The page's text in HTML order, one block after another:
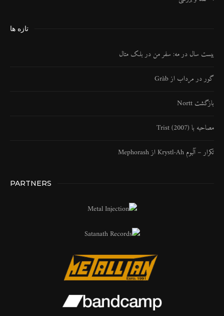
تازه ها
بیست سال در مه: سفر من در بلک متال
گور در مرداب از Gràb
بازگشت Nortt
مصاحبه با Trist (2007)
تکرار – آلبوم Krystl​-​Ah از Mephorash
PARTNERS